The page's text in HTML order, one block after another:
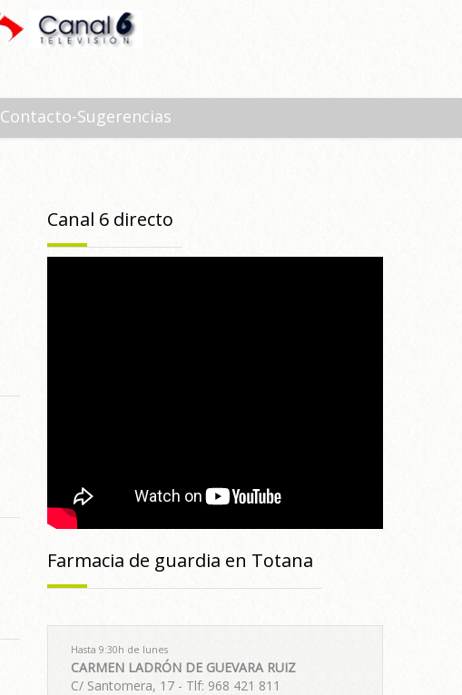
Contacto-Sugerencias
Canal 6 directo
Farmacia de guardia en Totana
Hasta 9:30h de lunes
CARMEN LADRÓN DE GUEVARA RUIZ
C/ Santomera, 17 - Tlf: 968 421 811